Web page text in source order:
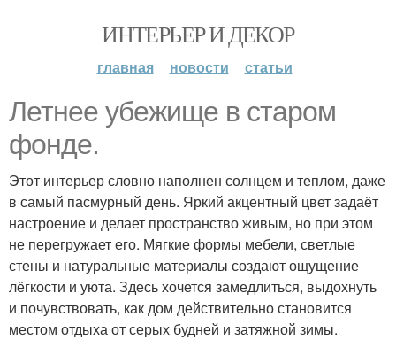
ИНТЕРЬЕР И ДЕКОР
главная новости статьи
Летнее убежище в старом
фонде.
Этот интерьер словно наполнен солнцем и теплом, даже
в самый пасмурный день. Яркий акцентный цвет задаёт
настроение и делает пространство живым, но при этом
не перегружает его. Мягкие формы мебели, светлые
стены и натуральные материалы создают ощущение
лёгкости и уюта. Здесь хочется замедлиться, выдохнуть
и почувствовать, как дом действительно становится
местом отдыха от серых будней и затяжной зимы.